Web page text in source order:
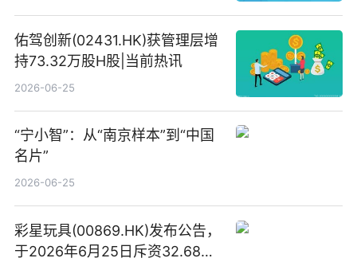
佑驾创新(02431.HK)获管理层增
持73.32万股H股|当前热讯
2026-06-25
“宁小智”：从“南京样本”到“中国
名片”
2026-06-25
彩星玩具(00869.HK)发布公告，
于2026年6月25日斥资32.68万